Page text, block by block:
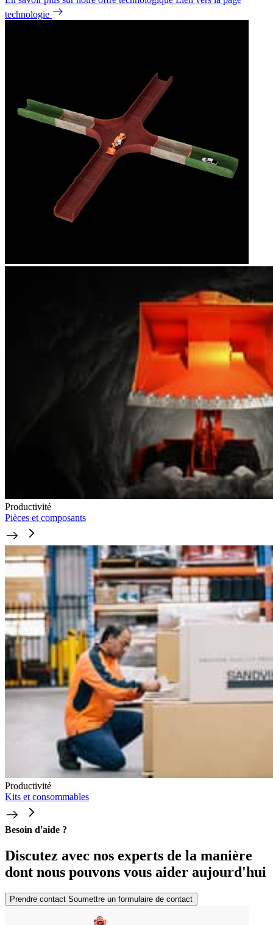
technologie
Productivité
Pièces et composants
Productivité
Kits et consommables
Besoin d'aide ?
Discutez avec nos experts de la manière
dont nous pouvons vous aider aujourd'hui
Prendre contact Soumettre un formulaire de contact